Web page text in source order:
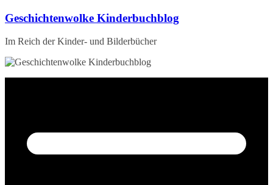
Zum
springen
Geschichtenwolke Kinderbuchblog
Im Reich der Kinder- und Bilderbücher